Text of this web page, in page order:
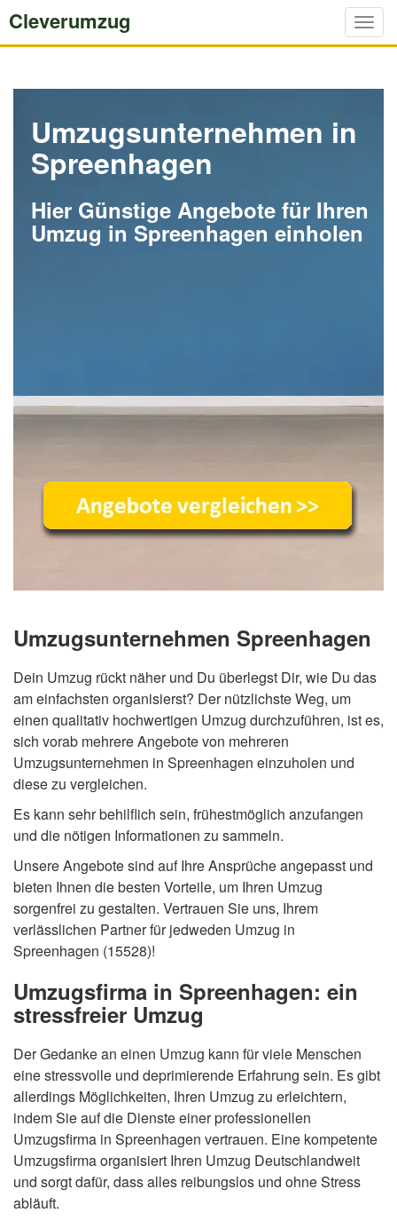
Cleverumzug
Umzugsunternehmen in
Spreenhagen
Hier Günstige Angebote für Ihren
Umzug in Spreenhagen einholen
Umzugsunternehmen Spreenhagen
Dein Umzug rückt näher und Du überlegst Dir, wie Du das
am einfachsten organisierst? Der nützlichste Weg, um
einen qualitativ hochwertigen Umzug durchzuführen, ist es,
sich vorab mehrere Angebote von mehreren
Umzugsunternehmen in Spreenhagen einzuholen und
diese zu vergleichen.
Es kann sehr behilflich sein, frühestmöglich anzufangen
und die nötigen Informationen zu sammeln.
Unsere Angebote sind auf Ihre Ansprüche angepasst und
bieten Ihnen die besten Vorteile, um Ihren Umzug
sorgenfrei zu gestalten. Vertrauen Sie uns, Ihrem
verlässlichen Partner für jedweden Umzug in
Spreenhagen (15528)!
Umzugsfirma in Spreenhagen: ein
stressfreier Umzug
Der Gedanke an einen Umzug kann für viele Menschen
eine stressvolle und deprimierende Erfahrung sein. Es gibt
allerdings Möglichkeiten, Ihren Umzug zu erleichtern,
indem Sie auf die Dienste einer professionellen
Umzugsfirma in Spreenhagen vertrauen. Eine kompetente
Umzugsfirma organisiert Ihren Umzug Deutschlandweit
und sorgt dafür, dass alles reibungslos und ohne Stress
abläuft.